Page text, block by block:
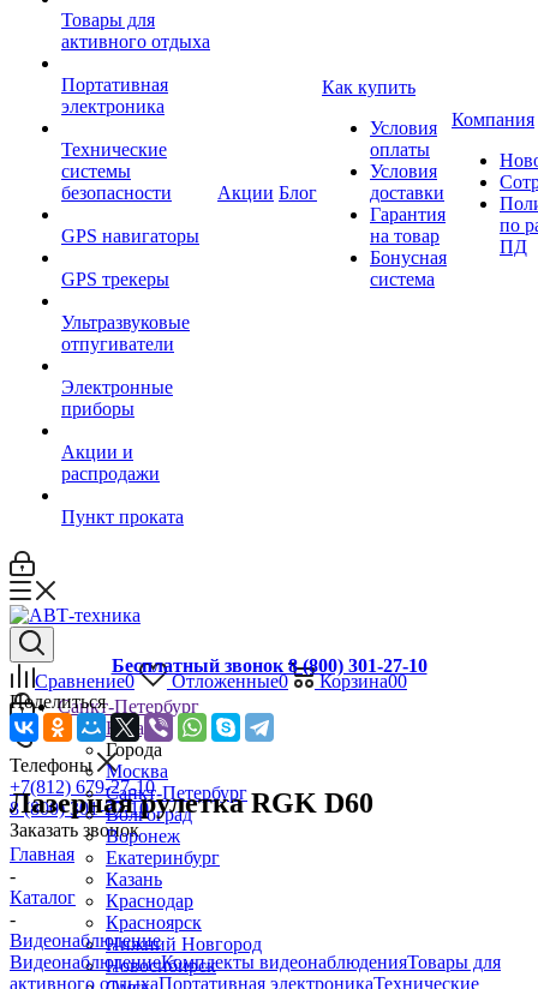
Товары для
активного отдыха
Портативная
электроника
Технические
системы
безопасности
GPS навигаторы
GPS трекеры
Ультразвуковые
отпугиватели
Электронные
приборы
Акции и
распродажи
Пункт проката
Акции Блог
Как купить
Условия
оплаты
Условия
доставки
Гарантия
на товар
Бонусная
система
Компания
по
ПД
Сравнение0 Отложенные0 Корзина00
Телефоны
+7(812) 679-27-10
8 (800) 301-27-10
Заказать звонок
Бесплатный звонок 8 (800) 301-27-10
Санкт-Петербург
Назад
Города
Москва
Санкт-Петербург
Волгоград
Воронеж
Екатеринбург
Казань
Краснодар
Красноярск
Нижний Новгород
Новосибирск
Поделиться
Лазерная рулетка RGK D60
Главная
-
Каталог
-
Видеонаблюдение
ВидеонаблюдениеКомплекты видеонаблюденияТовары для
активного отдыхаПортативная электроникаТехнические